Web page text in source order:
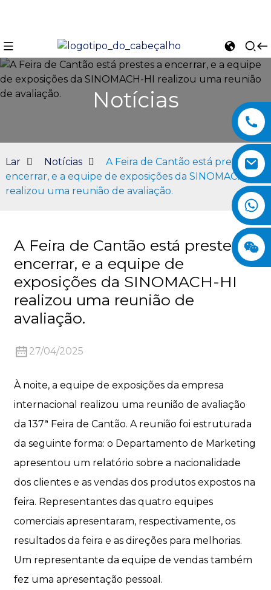
Notícias
Lar Notícias
A Feira de Cantão está prestes a
encerrar, e a equipe de exposições da SINOMACH-HI
realizou uma reunião de avaliação.
A Feira de Cantão está prestes a
encerrar, e a equipe de
exposições da SINOMACH-HI
realizou uma reunião de
avaliação.
27/04/2025
À noite, a equipe de exposições da empresa
internacional realizou uma reunião de avaliação
da 137ª Feira de Cantão. A reunião foi estruturada
da seguinte forma: o Departamento de Marketing
apresentou um relatório sobre a nacionalidade
dos clientes e as vendas dos produtos expostos na
feira. Representantes das quatro equipes
comerciais apresentaram, respectivamente, os
resultados da feira e as direções para melhorias.
Um representante da equipe de vendas também
fez uma apresentação pessoal.